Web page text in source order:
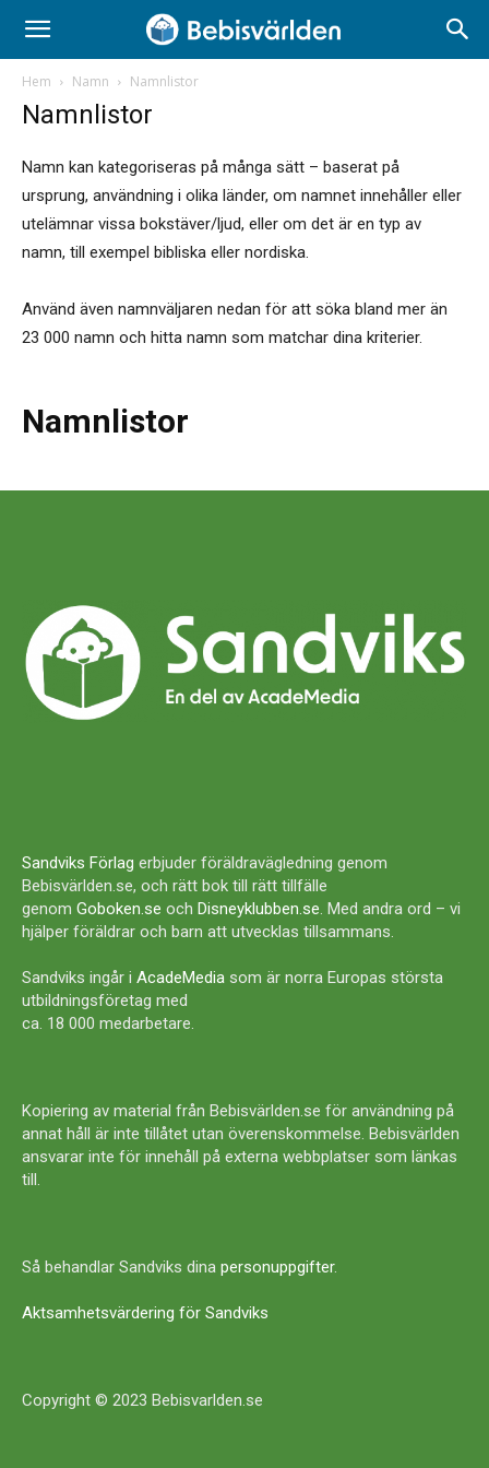
Hem Namn Namnlistor
Namnlistor
Namn kan kategoriseras på många sätt – baserat på
ursprung, användning i olika länder, om namnet innehåller eller
utelämnar vissa bokstäver/ljud, eller om det är en typ av
namn, till exempel bibliska eller nordiska.
Använd även namnväljaren nedan för att söka bland mer än
23 000 namn och hitta namn som matchar dina kriterier.
Namnlistor
Sandviks Förlag erbjuder föräldravägledning genom
Bebisvärlden.se, och rätt bok till rätt tillfälle
genom Goboken.se och Disneyklubben.se. Med andra ord – vi
hjälper föräldrar och barn att utvecklas tillsammans.
Sandviks ingår i AcadeMedia som är norra Europas största
utbildningsföretag med
ca. 18 000 medarbetare.
Kopiering av material från Bebisvärlden.se för användning på
annat håll är inte tillåtet utan överenskommelse. Bebisvärlden
ansvarar inte för innehåll på externa webbplatser som länkas
till.
Så behandlar Sandviks dina personuppgifter.
Aktsamhetsvärdering för Sandviks
Copyright © 2023 Bebisvarlden.se